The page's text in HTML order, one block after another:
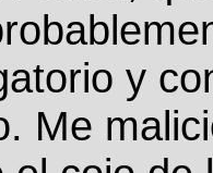
y
Me